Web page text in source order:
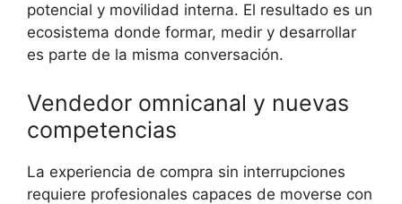
potencial y movilidad interna. El resultado es un
ecosistema donde formar, medir y desarrollar
es parte de la misma conversación.
Vendedor omnicanal y nuevas
competencias
La experiencia de compra sin interrupciones
requiere profesionales capaces de moverse con